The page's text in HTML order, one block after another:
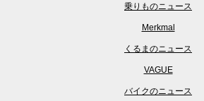
乗りものニュース
Merkmal
くるまのニュース
VAGUE
バイクのニュース